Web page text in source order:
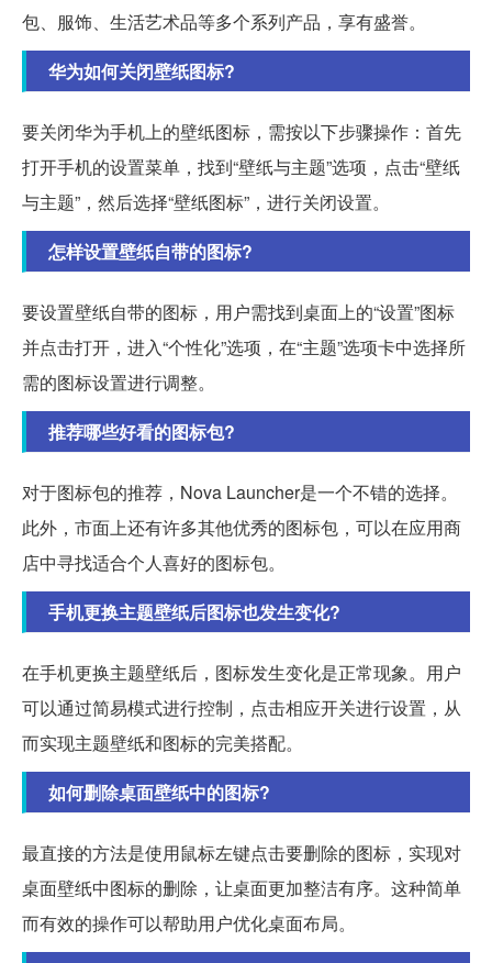
包、服饰、生活艺术品等多个系列产品，享有盛誉。
华为如何关闭壁纸图标?
要关闭华为手机上的壁纸图标，需按以下步骤操作：首先
打开手机的设置菜单，找到“壁纸与主题”选项，点击“壁纸
与主题”，然后选择“壁纸图标”，进行关闭设置。
怎样设置壁纸自带的图标?
要设置壁纸自带的图标，用户需找到桌面上的“设置”图标
并点击打开，进入“个性化”选项，在“主题”选项卡中选择所
需的图标设置进行调整。
推荐哪些好看的图标包?
对于图标包的推荐，Nova Launcher是一个不错的选择。
此外，市面上还有许多其他优秀的图标包，可以在应用商
店中寻找适合个人喜好的图标包。
手机更换主题壁纸后图标也发生变化?
在手机更换主题壁纸后，图标发生变化是正常现象。用户
可以通过简易模式进行控制，点击相应开关进行设置，从
而实现主题壁纸和图标的完美搭配。
如何删除桌面壁纸中的图标?
最直接的方法是使用鼠标左键点击要删除的图标，实现对
桌面壁纸中图标的删除，让桌面更加整洁有序。这种简单
而有效的操作可以帮助用户优化桌面布局。